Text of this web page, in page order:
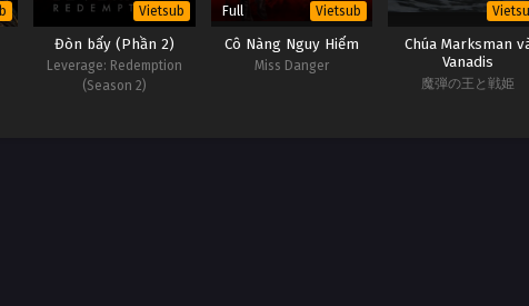
Vietsub
Đòn bẩy (Phần 2)
Leverage: Redemption
(Season 2)
Full Vietsub
Cô Nàng Nguy Hiểm
Miss Danger
Chúa Marksman
Vanadis
魔弾の王と戦姫